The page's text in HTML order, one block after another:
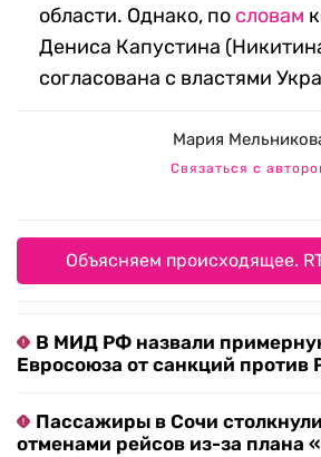
области. Однако, по словам
Дениса Капустина
согласована с властями
Мария
Связаться с
Объясняем происходящее.
В МИД РФ назвали
Евросоюза от санкций против
Пассажиры в Сочи
отменами рейсов из-за плана